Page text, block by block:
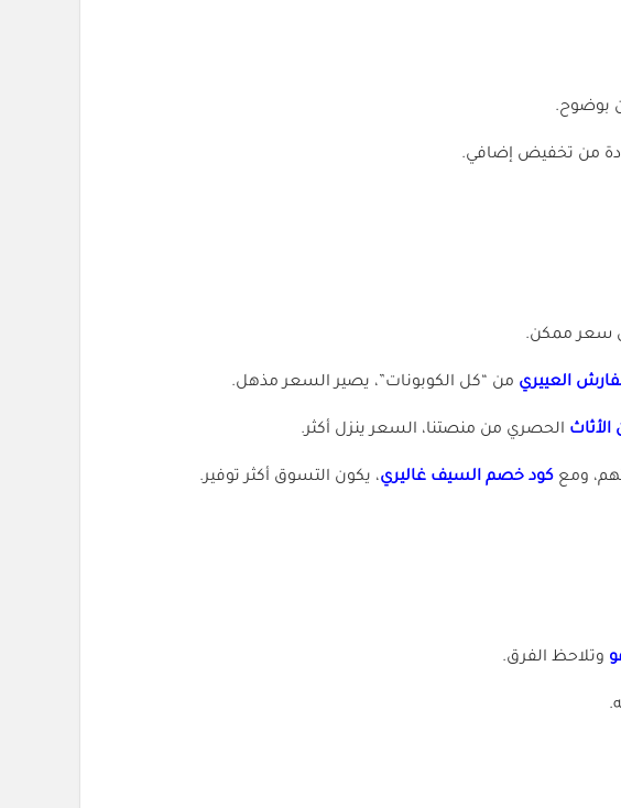
بوضوح.
من تخفيض إضافي.
سعر ممكن.
العييري من “كل الكوبونات”، يصير السعر مذهل.
الحصري من منصتنا، السعر ينزل أكثر.
كود خصم السيف غاليري، يكون التسوق أكثر توفير.
وتلاحظ الفرق.